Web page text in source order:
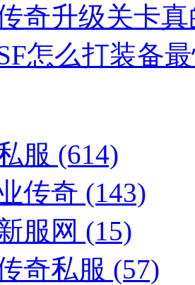
奇升级关卡
怎么打装备
服 (614)
传奇 (143)
服网 (15)
奇私服 (57)